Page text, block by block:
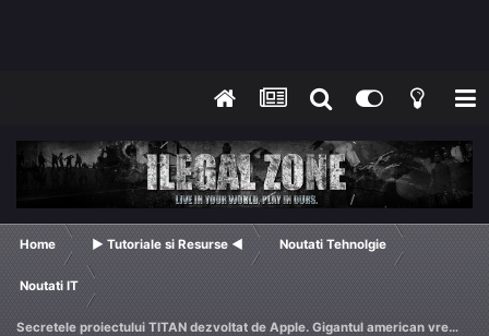
Home ► Tutoriale si Resurse ◄ Noutati Tehnolgie
Noutati IT
Secretele proiectului TITAN dezvoltat de Apple. Gigantul american vrea sa lanseze ceva unic